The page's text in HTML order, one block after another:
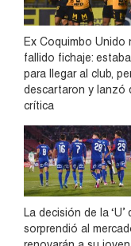
Ex Coquimbo Unido
fallido fichaje:
para llegar al club,
descartaron y lanzó
crítica
La decisión de la ‘U’
sorprendió al